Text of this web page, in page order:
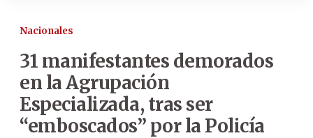
Nacionales
31 manifestantes demorados
en la Agrupación
Especializada, tras ser
“emboscados” por la Policía